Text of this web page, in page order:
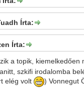
Írta:
Írta:
a topik,
szkifi irodalomba
elég volt
) Vonnegut